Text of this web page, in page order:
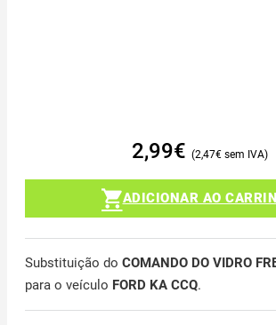
2,99€ 2,47€
ADICIONAR AO
Substituição do COMANDO DO VIDRO
para o veículo FORD KA CCQ.